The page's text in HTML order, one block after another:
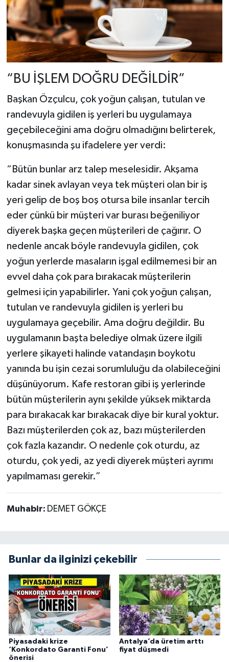
“BU İŞLEM DOĞRU DEĞİLDİR”
Başkan Özçulcu, çok yoğun çalışan, tutulan ve
randevuyla gidilen iş yerleri bu uygulamaya
geçebileceğini ama doğru olmadığını belirterek,
konuşmasında şu ifadelere yer verdi:
“Bütün bunlar arz talep meselesidir. Akşama
kadar sinek avlayan veya tek müşteri olan bir iş
yeri gelip de boş boş otursa bile insanlar tercih
eder çünkü bir müşteri var burası beğeniliyor
diyerek başka geçen müşterileri de çağırır. O
nedenle ancak böyle randevuyla gidilen, çok
yoğun yerlerde masaların işgal edilmemesi bir an
evvel daha çok para bırakacak müşterilerin
gelmesi için yapabilirler. Yani çok yoğun çalışan,
tutulan ve randevuyla gidilen iş yerleri bu
uygulamaya geçebilir. Ama doğru değildir. Bu
uygulamanın başta belediye olmak üzere ilgili
yerlere şikayeti halinde vatandaşın boykotu
yanında bu işin cezai sorumluluğu da olabileceğini
düşünüyorum. Kafe restoran gibi iş yerlerinde
bütün müşterilerin aynı şekilde yüksek miktarda
para bırakacak kar bırakacak diye bir kural yoktur.
Bazı müşterilerden çok az, bazı müşterilerden
çok fazla kazandır. O nedenle çok oturdu, az
oturdu, çok yedi, az yedi diyerek müşteri ayrımı
yapılmaması gerekir.”
Muhabir: DEMET GÖKÇE
Bunlar da ilginizi çekebilir
Piyasadaki krize
‘Konkordato Garanti Fonu’
önerisi
Antalya’da üretim arttı
fiyat düşmedi